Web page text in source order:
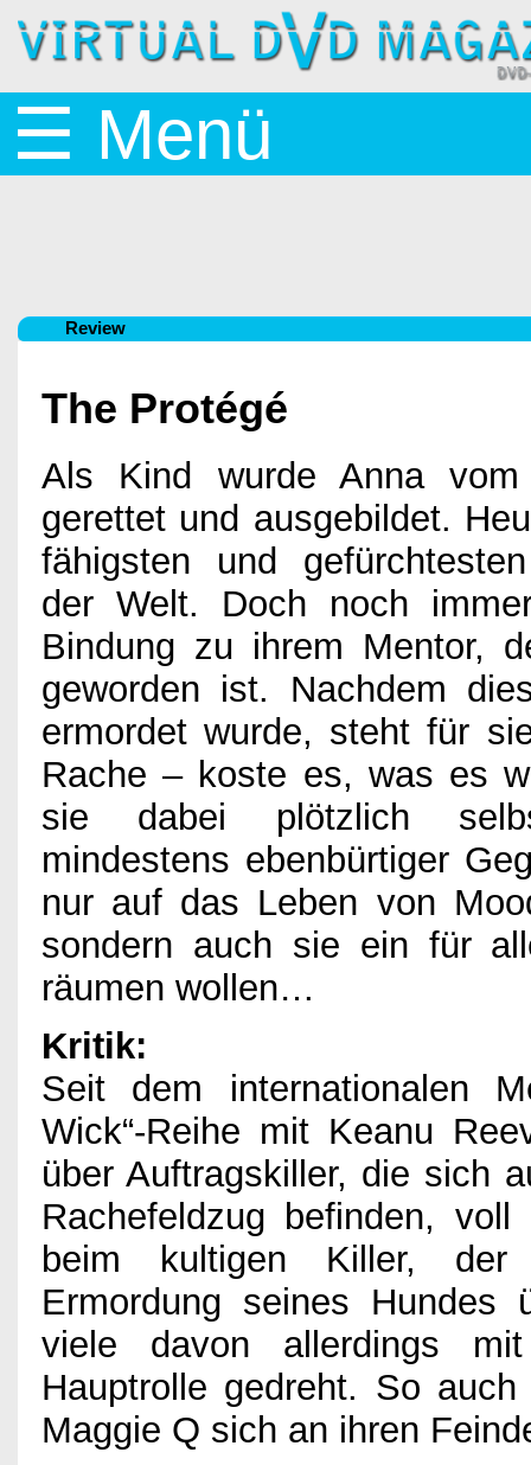
Startseite
BluRay
&
DVD
Games
Kino
Bücher
Verlosung
Partner
Impressum
☰ Menü
Review
The Protégé
Als Kind wurde Anna vom
gerettet und ausgebildet.
fähigsten und
der Welt. Doch noch
Bindung zu ihrem Mentor,
geworden ist. Nachdem
ermordet wurde, steht für
Rache – koste es, was es
sie dabei plötzlich
mindestens ebenbürtiger
nur auf das Leben von
sondern auch sie ein für
räumen wollen…
Kritik:
Seit dem internationalen
Wick“-Reihe mit Keanu
über Auftragskiller, die sich
Rachefeldzug befinden,
beim kultigen Killer,
Ermordung seines Hundes
viele davon allerdings
Hauptrolle gedreht. So
Maggie Q sich an ihren